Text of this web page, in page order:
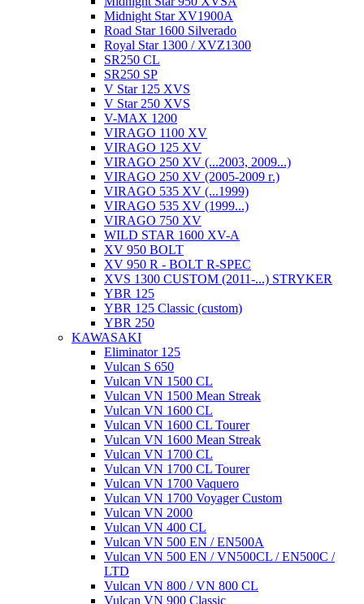
Midnight Star XV1900A
Road Star 1600 Silverado
Royal Star 1300 / XVZ1300
SR250 CL
SR250 SP
V Star 125 XVS
V Star 250 XVS
V-MAX 1200
VIRAGO 1100 XV
VIRAGO 125 XV
VIRAGO 250 XV (...2003, 2009...)
VIRAGO 250 XV (2005-2009 г.)
VIRAGO 535 XV (...1999)
VIRAGO 535 XV (1999...)
VIRAGO 750 XV
WILD STAR 1600 XV-A
XV 950 BOLT
XV 950 R - BOLT R-SPEC
XVS 1300 CUSTOM (2011-...) STRYKER
YBR 125
YBR 125 Classic (custom)
YBR 250
KAWASAKI
Eliminator 125
Vulcan S 650
Vulcan VN 1500 CL
Vulcan VN 1500 Mean Streak
Vulcan VN 1600 CL
Vulcan VN 1600 CL Tourer
Vulcan VN 1600 Mean Streak
Vulcan VN 1700 CL
Vulcan VN 1700 CL Tourer
Vulcan VN 1700 Vaquero
Vulcan VN 1700 Voyager Custom
Vulcan VN 2000
Vulcan VN 400 CL
Vulcan VN 500 EN / EN500A
Vulcan VN 500 EN / VN500CL / EN500C /
LTD
Vulcan VN 800 / VN 800 CL
Vulcan VN 900 Classic